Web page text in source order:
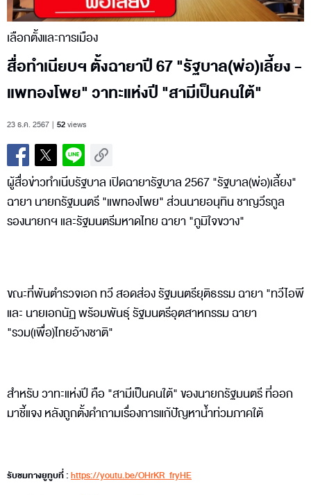
เลือกตั้งและการเมือง
สื่อทำเนียบฯ ตั้งฉายาปี 67 "รัฐบาล(พ่อ)เลี้ยง -
แพทองโพย" วาทะแห่งปี "สามีเป็นคนใต้"
23 ธ.ค. 2567 52views
ผู้สื่อข่าวทำเนีบรัฐบาล เปิดฉายารัฐบาล 2567 "รัฐบาล(พ่อ)เลี้ยง"
ฉายา นายกรัฐมนตรี "แพทองโพย" ส่วนนายอนุทิน ชาญวีรกูล
รองนายกฯ และรัฐมนตรีมหาดไทย ฉายา "ภูมิใจขวาง"
ขณะที่พันตำรวจเอก ทวี สอดส่อง รัฐมนตรียุติธรรม ฉายา "ทวีไอพี
และ นายเอกนัฏ พร้อมพันธุ์ รัฐมนตรีอุตสาหกรรม ฉายา
"รวม(เพื่อ)ไทยอ้างชาติ"
สำหรับ วาทะแห่งปี คือ "สามีเป็นคนใต้" ของนายกรัฐมนตรี ที่ออก
มาชี้แจง หลังถูกตั้งคำถามเรื่องการแก้ปัญหาน้ำท่วมภาคใต้
รับชมทางยูทูบที่ : https://youtu.be/OHrKR_fryHE